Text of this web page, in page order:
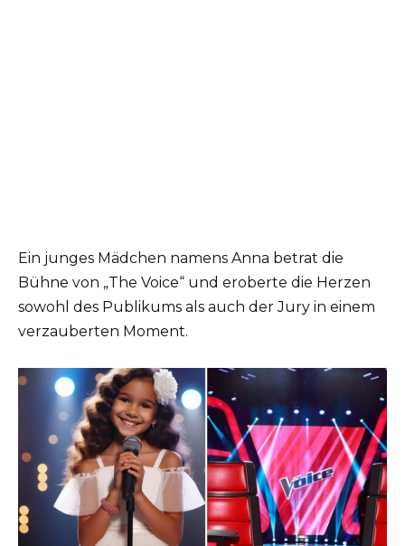
Ein junges Mädchen namens Anna betrat die
Bühne von „The Voice“ und eroberte die Herzen
sowohl des Publikums als auch der Jury in einem
verzauberten Moment.